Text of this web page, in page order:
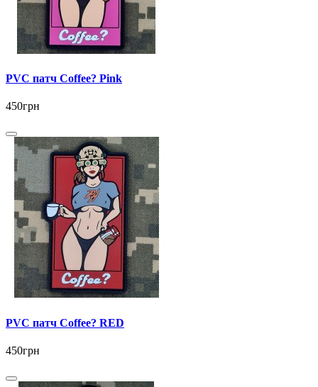
PVC патч Coffee? Pink
450грн
PVC патч Coffee? RED
450грн